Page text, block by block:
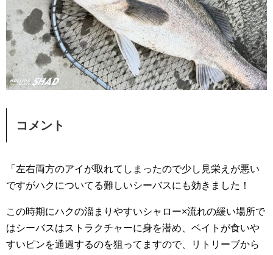
コメント
「左右両方のアイが取れてしまったので少し見栄えが悪い
ですがハクについてる難しいシーバスにも効きました！
この時期にハクの溜まりやすいシャロー×流れの緩い場所で
はシーバスはストラクチャーに身を潜め、ベイトが食いや
すいピンを通過するのを狙ってますので、リトリーブから